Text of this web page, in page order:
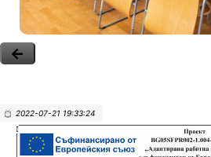
2022-07-21 19:33:24